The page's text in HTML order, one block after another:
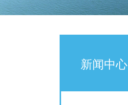
新闻中心